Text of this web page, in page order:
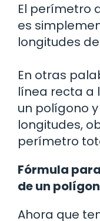
El perímetro
es
longitudes
En otras
línea recta a
un polígono
longitudes,
perímetro
Fórmula
de un
Ahora que